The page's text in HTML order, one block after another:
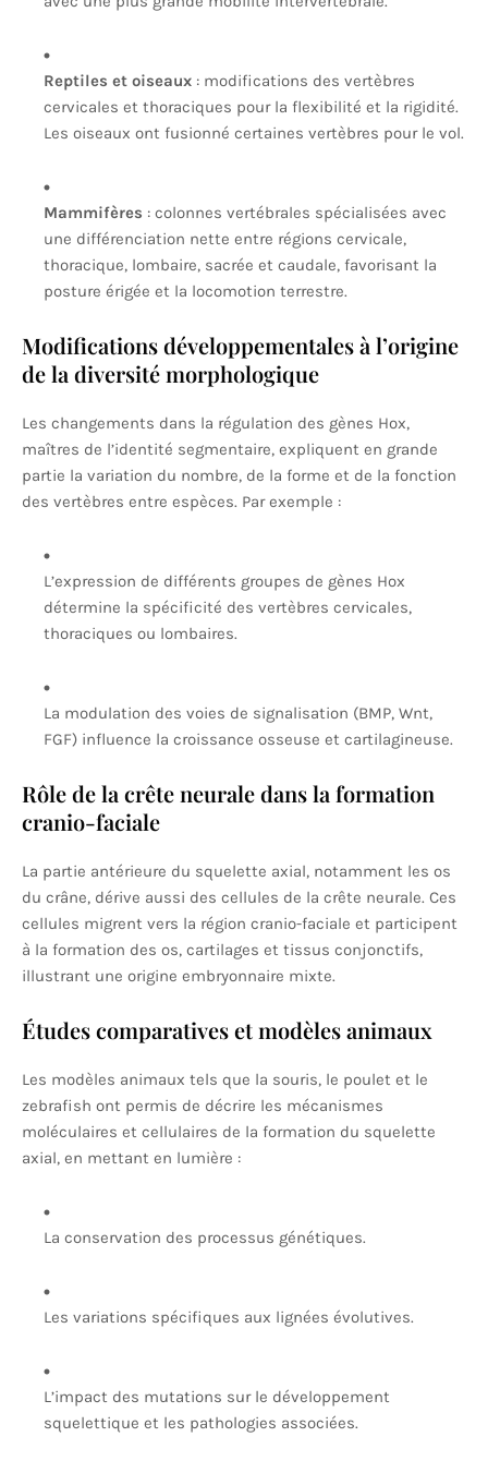
Reptiles et oiseaux : modifications des vertèbres
cervicales et thoraciques pour la flexibilité et la rigidité.
Les oiseaux ont fusionné certaines vertèbres pour le vol.
Mammifères : colonnes vertébrales spécialisées avec
une différenciation nette entre régions cervicale,
thoracique, lombaire, sacrée et caudale, favorisant la
posture érigée et la locomotion terrestre.
Modifications développementales à l’origine
de la diversité morphologique
Les changements dans la régulation des gènes Hox,
maîtres de l’identité segmentaire, expliquent en grande
partie la variation du nombre, de la forme et de la fonction
des vertèbres entre espèces. Par exemple :
L’expression de différents groupes de gènes Hox
détermine la spécificité des vertèbres cervicales,
thoraciques ou lombaires.
La modulation des voies de signalisation (BMP, Wnt,
FGF) influence la croissance osseuse et cartilagineuse.
Rôle de la crête neurale dans la formation
cranio-faciale
La partie antérieure du squelette axial, notamment les os
du crâne, dérive aussi des cellules de la crête neurale. Ces
cellules migrent vers la région cranio-faciale et participent
à la formation des os, cartilages et tissus conjonctifs,
illustrant une origine embryonnaire mixte.
Études comparatives et modèles animaux
Les modèles animaux tels que la souris, le poulet et le
zebrafish ont permis de décrire les mécanismes
moléculaires et cellulaires de la formation du squelette
axial, en mettant en lumière :
La conservation des processus génétiques.
Les variations spécifiques aux lignées évolutives.
L’impact des mutations sur le développement
squelettique et les pathologies associées.